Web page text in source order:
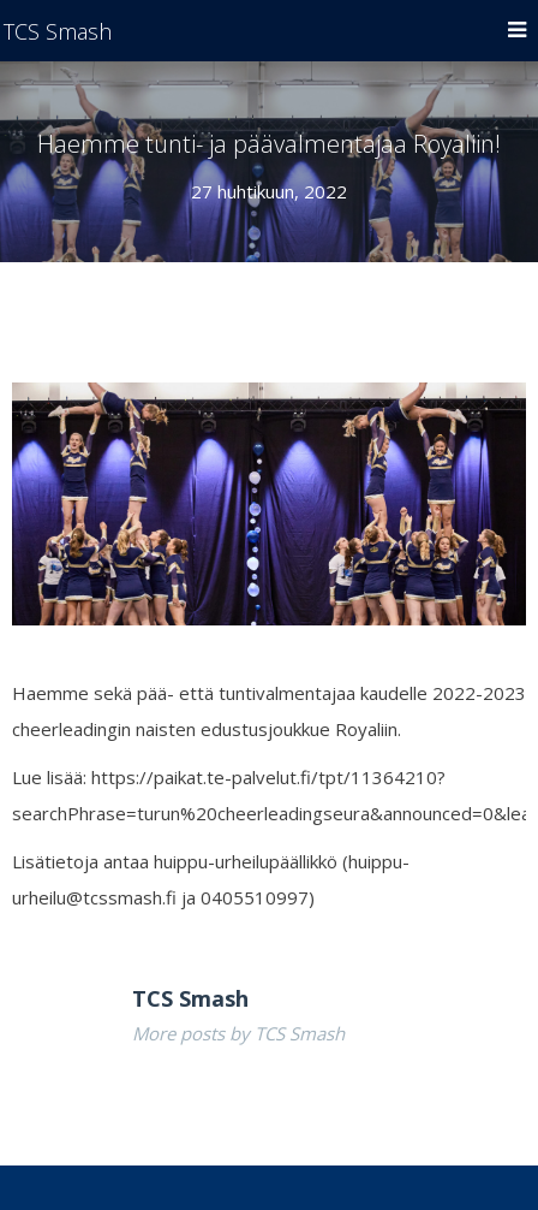
Haemme tunti- ja päävalmentajaa Royaliin!
27 huhtikuun, 2022
Haemme sekä pää- että tuntivalmentajaa kaudelle 2022-2023
cheerleadingin naisten edustusjoukkue Royaliin.
Lue lisää: https://paikat.te-palvelut.fi/tpt/11364210?
Lisätietoja antaa huippu-urheilupäällikkö (huippu-
urheilu@tcssmash.fi ja 0405510997)
TCS Smash
More posts by TCS Smash
TCS Smash